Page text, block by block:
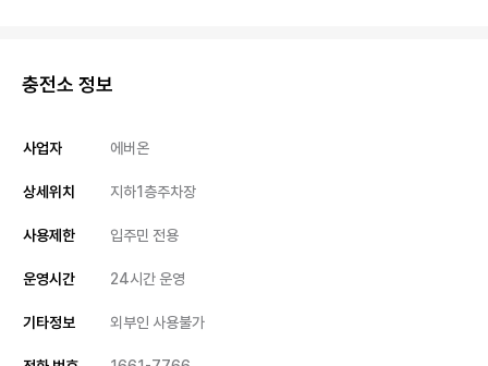
충전소 정보
사업자 에버온
상세위치 지하1층주차장
사용제한 입주민 전용
운영시간 24시간 운영
기타정보 외부인 사용불가